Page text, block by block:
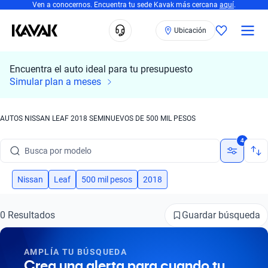
Ven a conocernos. Encuentra tu sede Kavak más cercana aquí.
Ubicación
Encuentra el auto ideal para tu presupuesto
Simular plan a meses
AUTOS NISSAN LEAF 2018 SEMINUEVOS DE 500 MIL PESOS
Busca por modelo
Busca por versión
Busca por marca
Busca por modelo
4
Nissan Leaf 500 mil pesos 2018
0 Resultados Guardar búsqueda
AMPLÍA TU BÚSQUEDA